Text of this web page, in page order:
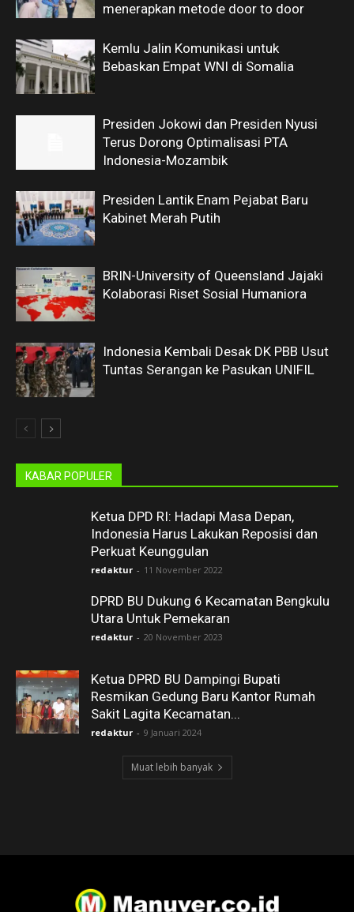
menerapkan metode door to door
Kemlu Jalin Komunikasi untuk
Bebaskan Empat WNI di Somalia
Presiden Jokowi dan Presiden Nyusi
Terus Dorong Optimalisasi PTA
Indonesia-Mozambik
Presiden Lantik Enam Pejabat Baru
Kabinet Merah Putih
BRIN-University of Queensland Jajaki
Kolaborasi Riset Sosial Humaniora
Indonesia Kembali Desak DK PBB Usut
Tuntas Serangan ke Pasukan UNIFIL
KABAR POPULER
Ketua DPD RI: Hadapi Masa Depan,
Indonesia Harus Lakukan Reposisi dan
Perkuat Keunggulan
redaktur - 11 November 2022
DPRD BU Dukung 6 Kecamatan Bengkulu
Utara Untuk Pemekaran
redaktur - 20 November 2023
Ketua DPRD BU Dampingi Bupati
Resmikan Gedung Baru Kantor Rumah
Sakit Lagita Kecamatan...
redaktur - 9 Januari 2024
Muat lebih banyak